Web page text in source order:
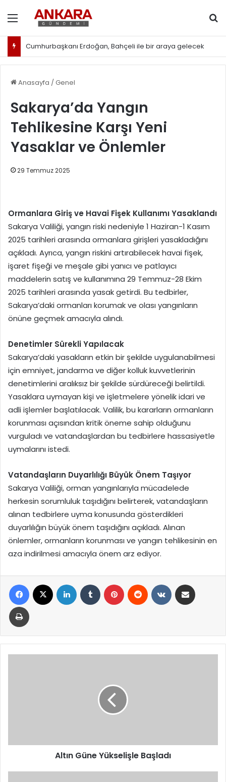
Menü
Cumhurbaşkanı Erdoğan, Bahçeli ile bir araya gelecek
Anasayfa / Genel
Sakarya’da Yangın
Tehlikesine Karşı Yeni
Yasaklar ve Önlemler
29 Temmuz 2025
Ormanlara Giriş ve Havai Fişek Kullanımı Yasaklandı
Sakarya Valiliği, yangın riski nedeniyle 1 Haziran-1 Kasım
2025 tarihleri arasında ormanlara girişleri yasakladığını
açıkladı. Ayrıca, yangın riskini artırabilecek havai fişek,
işaret fişeği ve meşale gibi yanıcı ve patlayıcı
maddelerin satış ve kullanımına 29 Temmuz-28 Ekim
2025 tarihleri arasında yasak getirdi. Bu tedbirler,
Sakarya’daki ormanları korumak ve olası yangınların
önüne geçmek amacıyla alındı.
Denetimler Sürekli Yapılacak
Sakarya’daki yasakların etkin bir şekilde uygulanabilmesi
için emniyet, jandarma ve diğer kolluk kuvvetlerinin
denetimlerini aralıksız bir şekilde sürdüreceği belirtildi.
Yasaklara uymayan kişi ve işletmelere yönelik idari ve
adli işlemler başlatılacak. Valilik, bu kararların ormanların
korunması açısından kritik öneme sahip olduğunu
vurguladı ve vatandaşlardan bu tedbirlere hassasiyetle
uymalarını istedi.
Vatandaşların Duyarlılığı Büyük Önem Taşıyor
Sakarya Valiliği, orman yangınlarıyla mücadelede
herkesin sorumluluk taşıdığını belirterek, vatandaşların
alınan tedbirlere uyma konusunda gösterdikleri
duyarlılığın büyük önem taşıdığını açıkladı. Alınan
önlemler, ormanların korunması ve yangın tehlikesinin en
aza indirilmesi amacıyla önem arz ediyor.
Facebook LinkedIn Tumblr Pinterest Reddit VKontakte
Yazdır
Altın Güne Yükselişle Başladı